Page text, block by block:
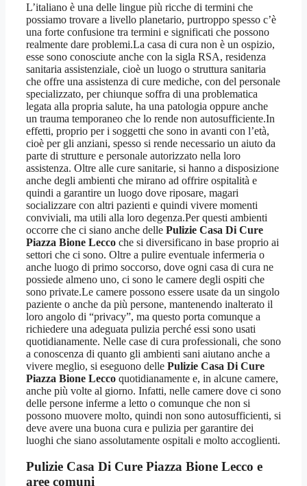
L’italiano è una delle lingue più ricche di termini che
possiamo trovare a livello planetario, purtroppo spesso c’è
una forte confusione tra termini e significati che possono
realmente dare problemi.La casa di cura non è un ospizio,
esse sono conosciute anche con la sigla RSA, residenza
sanitaria assistenziale, cioè un luogo o struttura sanitaria
che offre una assistenza di cure mediche, con del personale
specializzato, per chiunque soffra di una problematica
legata alla propria salute, ha una patologia oppure anche
un trauma temporaneo che lo rende non autosufficiente.In
effetti, proprio per i soggetti che sono in avanti con l’età,
cioè per gli anziani, spesso si rende necessario un aiuto da
parte di strutture e personale autorizzato nella loro
assistenza. Oltre alle cure sanitarie, si hanno a disposizione
anche degli ambienti che mirano ad offrire ospitalità e
quindi a garantire un luogo dove riposare, magari
socializzare con altri pazienti e quindi vivere momenti
conviviali, ma utili alla loro degenza.Per questi ambienti
occorre che ci siano anche delle Pulizie Casa Di Cure
Piazza Bione Lecco che si diversificano in base proprio ai
settori che ci sono. Oltre a pulire eventuale infermeria o
anche luogo di primo soccorso, dove ogni casa di cura ne
possiede almeno uno, ci sono le camere degli ospiti che
sono private.Le camere possono essere usate da un singolo
paziente o anche da più persone, mantenendo inalterato il
loro angolo di “privacy”, ma questo porta comunque a
richiedere una adeguata pulizia perché essi sono usati
quotidianamente. Nelle case di cura professionali, che sono
a conoscenza di quanto gli ambienti sani aiutano anche a
vivere meglio, si eseguono delle Pulizie Casa Di Cure
Piazza Bione Lecco quotidianamente e, in alcune camere,
anche più volte al giorno. Infatti, nelle camere dove ci sono
delle persone inferme a letto o comunque che non si
possono muovere molto, quindi non sono autosufficienti, si
deve avere una buona cura e pulizia per garantire dei
luoghi che siano assolutamente ospitali e molto accoglienti.
Pulizie Casa Di Cure Piazza Bione Lecco e
aree comuni